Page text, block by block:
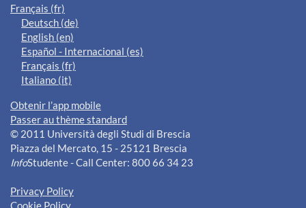
Français ‎(fr)‎
Deutsch ‎(de)‎
English ‎(en)‎
Español - Internacional ‎(es)‎
Français ‎(fr)‎
Italiano ‎(it)‎
Obtenir l’app mobile
Passer au thème standard
© 2011 Università degli Studi di Brescia
Piazza del Mercato, 15 - 25121 Brescia
InfoStudente - Call Center: 800 66 34 23
Privacy Policy
Cookie Policy